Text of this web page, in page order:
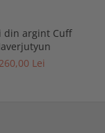
din argint Cuff
260,00 Lei